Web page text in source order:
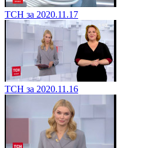
ТСН за 2020.11.17
ТСН за 2020.11.16